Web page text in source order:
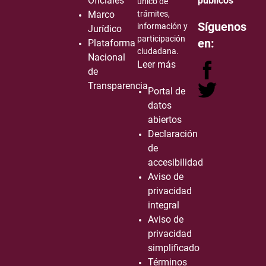
Marco
Jurídico
Plataforma
Nacional
de
Transparencia
trámites,
información y
participación
ciudadana.
Leer más
Portal de
datos
abiertos
Declaración
de
accesibilidad
Aviso de
privacidad
integral
Aviso de
privacidad
simplificado
Términos
Síguenos
en: